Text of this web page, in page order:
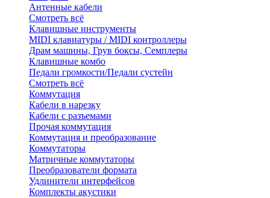
Антенные кабели
Смотреть всё
Клавишные инструменты
MIDI клавиатуры / MIDI контроллеры
Драм машины, Грув боксы, Семплеры
Клавишные комбо
Педали громкости/Педали сустейн
Смотреть всё
Коммутация
Кабели в нарезку
Кабели с разъемами
Прочая коммутация
Коммутация и преобразование
Коммутаторы
Матричные коммутаторы
Преобразователи формата
Удлинители интерфейсов
Комплекты акустики